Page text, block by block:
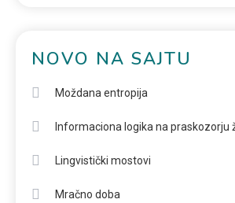
NOVO NA SAJTU
Moždana entropija
Informaciona logika na praskozorju
Lingvistički mostovi
Mračno doba